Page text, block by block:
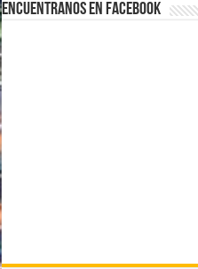
Encuentranos en Facebook